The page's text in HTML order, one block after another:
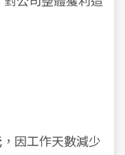
，因工作天數減少